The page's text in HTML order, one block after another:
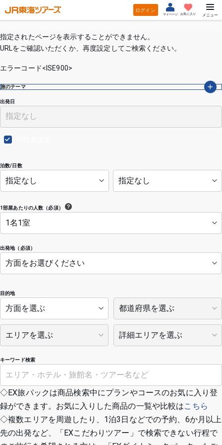
ログイン
マイページ お気に入り メニュー
指定されたページを表示することができません。
URLをご確認いただくか、再度設定してご検索ください。
エラーコード<ISE900>
出発地（必須）
出発日
泊数/日数
1部屋あたりの人数（必須）
目的地
キーワード検索
旅のテーマ
◇EX旅パックは商品検索中にプランやコースのお気に入り登
録ができます。お気に入りした商品の一覧や比較はこちら
◇複数エリアを周遊したり、1泊3日などでの予約、6か月以上
先の出発など、「EXこだわりツアー」で検索できない行程で